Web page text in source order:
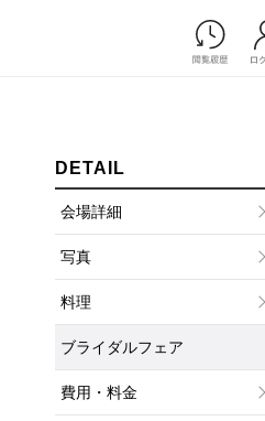
前撮り/後撮り
家族フォト/ペット撮影
フォトウエディング/前撮りショ
スナップ写真ショップ一覧
Movie
DETAIL
会場詳細
写真
料理
ブライダルフェア
費用・料金